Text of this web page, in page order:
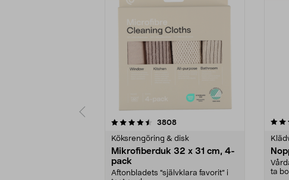
3808recensioner
Köksrengöring & disk
Mikrofiberduk 32 x 31 cm, 4-
pack
Aftonbladets "självklara favorit” i
4.0av 5 stjärnor
ta